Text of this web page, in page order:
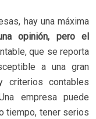
hay una máxima
opinión, pero el
que se reporta
a una gran
criterios contables
empresa puede
tiempo, tener serios